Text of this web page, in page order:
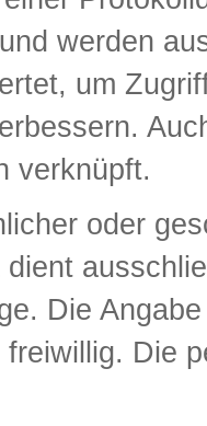
werden
um
verknüpft.
oder
Die
Die